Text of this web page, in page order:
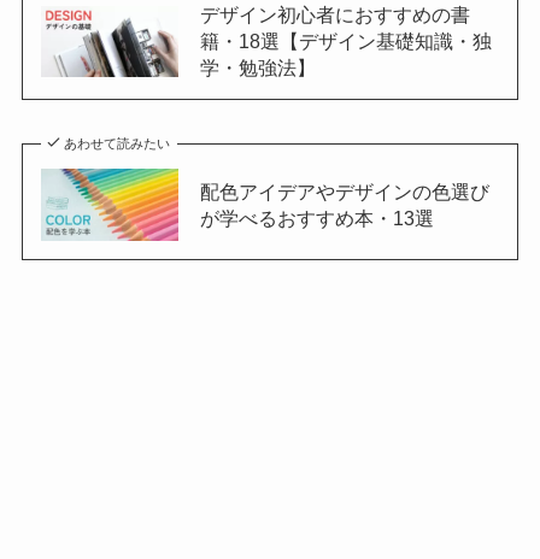
デザイン初心者におすすめの書
籍・18選【デザイン基礎知識・独
学・勉強法】
あわせて読みたい
配色アイデアやデザインの色選び
が学べるおすすめ本・13選